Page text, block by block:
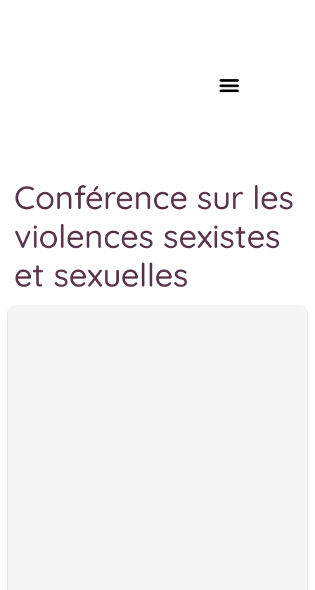
Conférence sur les
violences sexistes
et sexuelles